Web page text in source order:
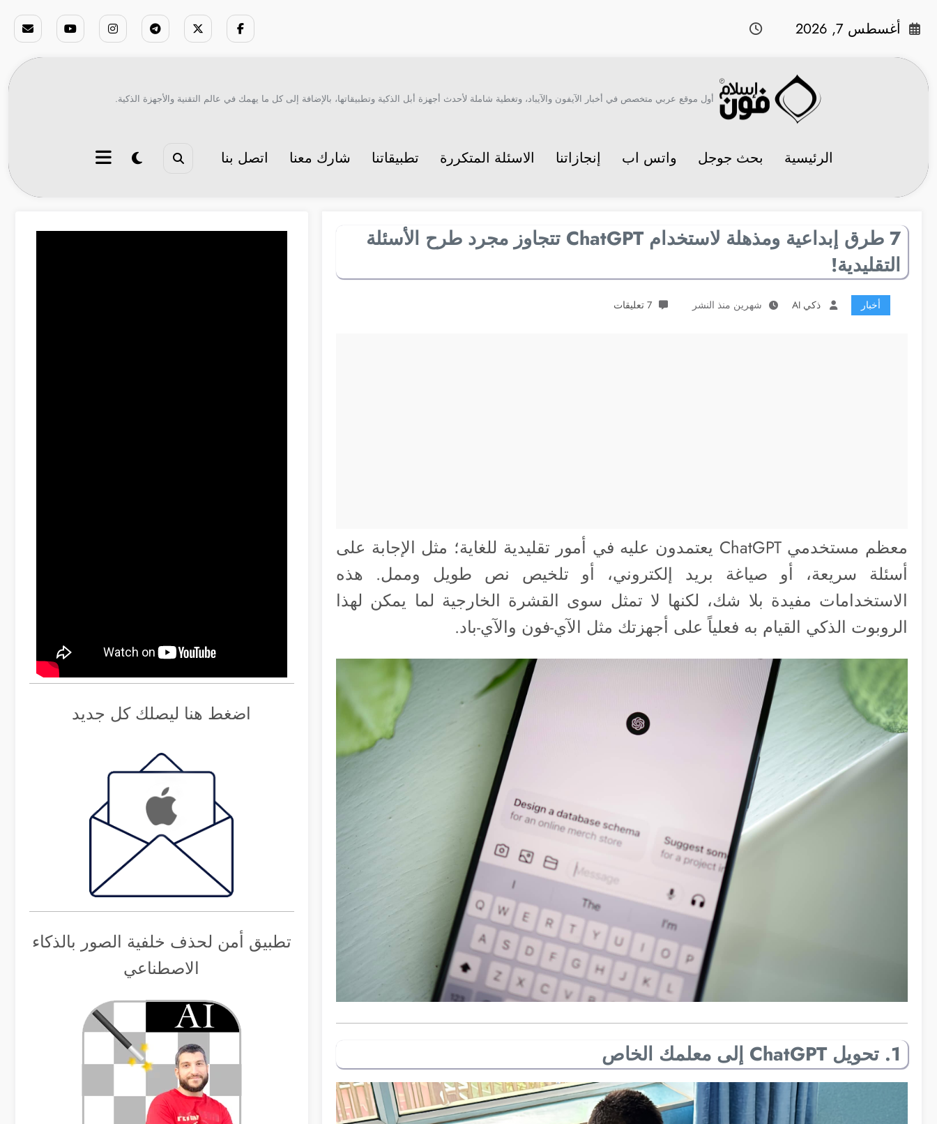
أغسطس 7, 2026
أول موقع عربي متخصص في أخبار الآيفون والآيباد، وتغطية شاملة لأحدث أجهزة أبل الذكية وتطبيقاتها، بالإضافة إلى كل ما يهمك في عالم التقنية والأجهزة الذكية.
الرئيسية بحث جوجل واتس اب إنجازاتنا الاسئلة المتكررة تطبيقاتنا شارك معنا اتصل بنا
7 طرق إبداعية ومذهلة لاستخدام ChatGPT تتجاوز مجرد طرح الأسئلة
التقليدية!
أخبار ذكي AI شهرين منذ النشر 7 تعليقات
معظم مستخدمي ChatGPT يعتمدون عليه في أمور تقليدية للغاية؛ مثل الإجابة على
أسئلة سريعة، أو صياغة بريد إلكتروني، أو تلخيص نص طويل وممل. هذه
الاستخدامات مفيدة بلا شك، لكنها لا تمثل سوى القشرة الخارجية لما يمكن لهذا
الروبوت الذكي القيام به فعلياً على أجهزتك مثل الآي-فون والآي-باد.
1. تحويل ChatGPT إلى معلمك الخاص
اضغط هنا ليصلك كل جديد
تطبيق أمن لحذف خلفية الصور بالذكاء
الاصطناعي